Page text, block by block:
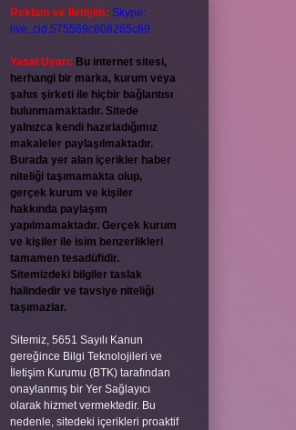
Reklam ve İletişim: Skype:
live:.cid.575569c608265c69
Yasal Uyarı: Bu internet sitesi,
herhangi bir marka, kurum veya
şahıs şirketi ile hiçbir bağlantısı
bulunmamaktadır. Sitede
yalnızca kendi hazırladığımız
makaleler paylaşılmaktadır.
Burada yer alan içerikler haber
niteliği taşımamakta olup,
gerçek kurum ve kişiler
hakkında paylaşım
yapılmamaktadır. Gerçek kurum
ve kişiler ile isim benzerlikleri
tamamen tesadüfidir.
Sitemizdeki bilgiler taslak
halindedir ve tavsiye niteliği
taşımazlar.
Sitemiz, 5651 Sayılı Kanun
gereğince Bilgi Teknolojileri ve
İletişim Kurumu (BTK) tarafından
onaylanmış bir Yer Sağlayıcı
olarak hizmet vermektedir. Bu
nedenle, sitedeki içerikleri proaktif